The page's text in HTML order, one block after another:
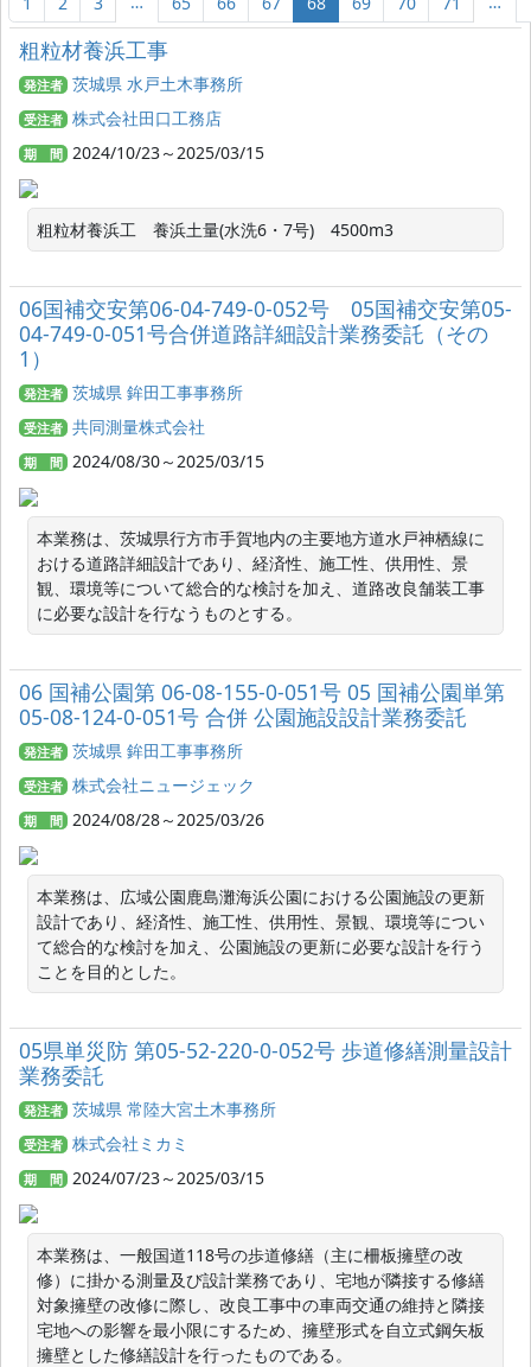
粗粒材養浜工事
発注者 茨城県 水戸土木事務所
受注者 株式会社田口工務店
期 間 2024/10/23～2025/03/15
粗粒材養浜工　養浜土量(水洗6・7号)　4500m3
06国補交安第06-04-749-0-052号 05国補交安第05-
04-749-0-051号合併道路詳細設計業務委託（その
1）
発注者 茨城県 鉾田工事事務所
受注者 共同測量株式会社
期 間 2024/08/30～2025/03/15
本業務は、茨城県行方市手賀地内の主要地方道水戸神栖線に
おける道路詳細設計であり、経済性、施工性、供用性、景
観、環境等について総合的な検討を加え、道路改良舗装工事
に必要な設計を行なうものとする。
06 国補公園第 06-08-155-0-051号 05 国補公園単第
05-08-124-0-051号 合併 公園施設設計業務委託
発注者 茨城県 鉾田工事事務所
受注者 株式会社ニュージェック
期 間 2024/08/28～2025/03/26
本業務は、広域公園鹿島灘海浜公園における公園施設の更新
設計であり、経済性、施工性、供用性、景観、環境等につい
て総合的な検討を加え、公園施設の更新に必要な設計を行う
ことを目的とした。
05県単災防 第05-52-220-0-052号 歩道修繕測量設計
業務委託
発注者 茨城県 常陸大宮土木事務所
受注者 株式会社ミカミ
期 間 2024/07/23～2025/03/15
本業務は、一般国道118号の歩道修繕（主に柵板擁壁の改
修）に掛かる測量及び設計業務であり、宅地が隣接する修繕
対象擁壁の改修に際し、改良工事中の車両交通の維持と隣接
宅地への影響を最小限にするため、擁壁形式を自立式鋼矢板
擁壁とした修繕設計を行ったものである。